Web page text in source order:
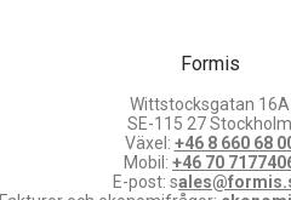
Formis
Wittstocksgatan 16A
SE-115 27 Stockholm
Växel: +46 8 660 68
Mobil: +46 70
E-post: s